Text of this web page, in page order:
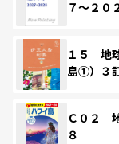
７～２０
１５ 地
島①）３
Ｃ０２
８